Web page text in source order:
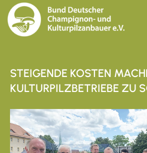
STEIGENDE KOSTEN
KULTURPILZBETRIEBE ZU